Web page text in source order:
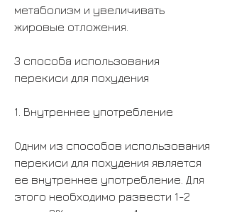
метаболизм и увеличивать
жировые отложения.
3 способа использования
перекиси для похудения
1. Внутреннее употребление
Одним из способов использования
перекиси для похудения является
ее внутреннее употребление. Для
этого необходимо развести 1-2